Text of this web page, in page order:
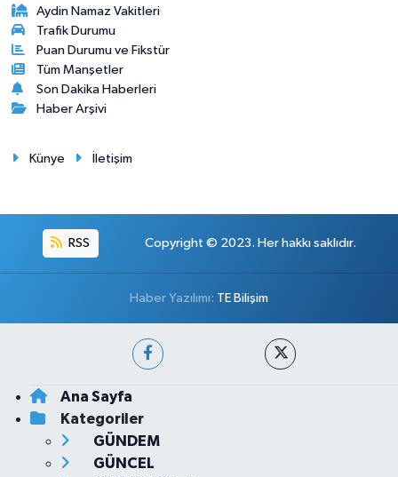
Aydin Namaz Vakitleri
Trafik Durumu
Puan Durumu ve Fikstür
Tüm Manşetler
Son Dakika Haberleri
Haber Arşivi
Künye İletişim
RSS Copyright © 2023. Her hakkı saklıdır.
Haber Yazılımı: TE Bilişim
Ana Sayfa
Kategoriler
GÜNDEM
GÜNCEL